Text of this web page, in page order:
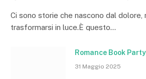
Ci sono storie che nascono dal dolore,
trasformarsi in luce.È questo…
Romance Book
31 Maggio 2025